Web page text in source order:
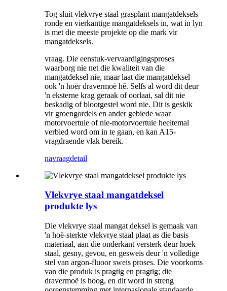
Tog sluit vlekvrye staal grasplant mangatdeksels
ronde en vierkantige mangatdeksels in, wat in lyn
is met die meeste projekte op die mark vir
mangatdeksels.
vraag. Die eenstuk-vervaardigingsproses
waarborg nie net die kwaliteit van die
mangatdeksel nie, maar laat die mangatdeksel
ook 'n hoër dravermoë hê. Selfs al word dit deur
'n eksterne krag geraak of oorlaai, sal dit nie
beskadig of blootgestel word nie. Dit is geskik
vir groengordels en ander gebiede waar
motorvoertuie of nie-motorvoertuie heeltemal
verbied word om in te gaan, en kan A15-
vragdraende vlak bereik.
navraagdetail
Vlekvrye staal mangatdeksel
produkte lys
Die vlekvrye staal mangat deksel is gemaak van
'n hoë-sterkte vlekvrye staal plaat as die basis
materiaal, aan die onderkant versterk deur hoek
staal, gesny, gevou, en gesweis deur 'n volledige
stel van argon-fluoor sweis proses. Die voorkoms
van die produk is pragtig en pragtig; die
dravermoë is hoog, en dit word in streng